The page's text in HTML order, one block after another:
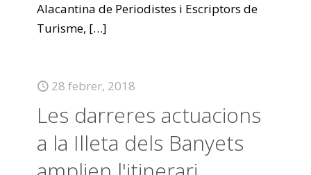
Alacantina de Periodistes i Escriptors de
Turisme, […]
28 febrer, 2018
Les darreres actuacions
a la Illeta dels Banyets